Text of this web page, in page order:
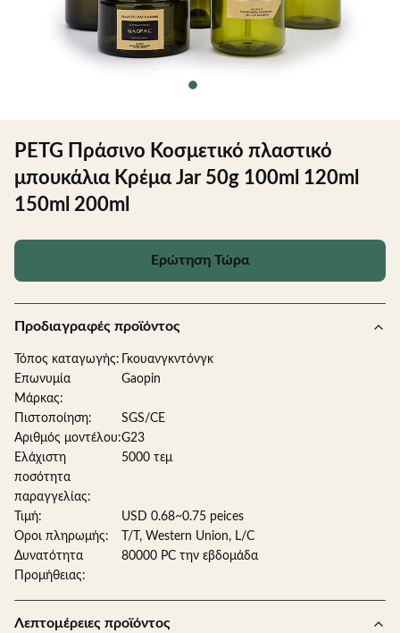
PETG Πράσινο Κοσμετικό πλαστικό
μπουκάλια Κρέμα Jar 50g 100ml 120ml
150ml 200ml
Ερώτηση Τώρα
Προδιαγραφές προϊόντος
Τόπος καταγωγής:
Γκουανγκντόνγκ
Επωνυμία
Μάρκας:
Gaopin
Πιστοποίηση:
SGS/CE
Αριθμός μοντέλου:G23
Ελάχιστη
ποσότητα
παραγγελίας:
5000 τεμ
Τιμή:
USD 0.68~0.75 peices
Όροι πληρωμής:
T/T, Western Union, L/C
Δυνατότητα
Προμήθειας:
80000 PC την εβδομάδα
Λεπτομέρειες προϊόντος